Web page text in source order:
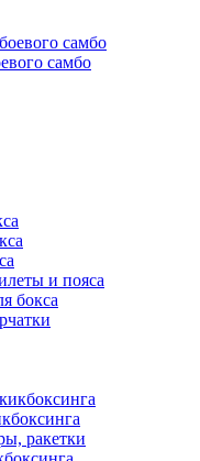
самбо
самбо
и пояса
бокса
ракетки